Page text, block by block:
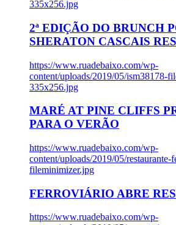
335x256.jpg
2ª EDIÇÃO DO BRUNCH
SHERATON CASCAIS
https://www.ruadebaixo.com/wp-
content/uploads/2019/05/ism38178-
335x256.jpg
MARÉ AT PINE CLIFFS
PARA O VERÃO
https://www.ruadebaixo.com/wp-
content/uploads/2019/05/
fileminimizer.jpg
FERROVIÁRIO ABRE
https://www.ruadebaixo.com/wp-